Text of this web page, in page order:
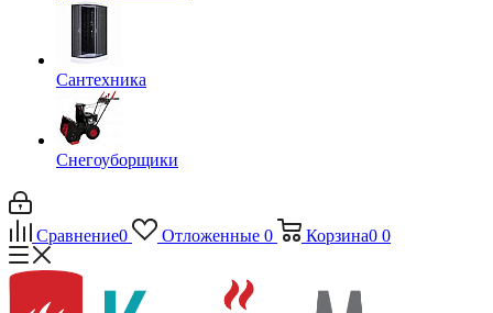
Сантехника
Снегоуборщики
Сравнение0 Отложенные 0 Корзина0 0